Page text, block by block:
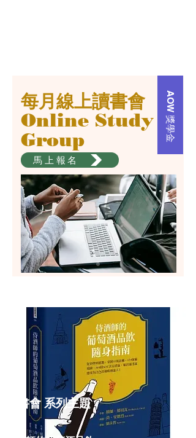
每月線上讀書會
Online Study
Group
AOW 獎學金
馬上報名
​讀書會 系列主題